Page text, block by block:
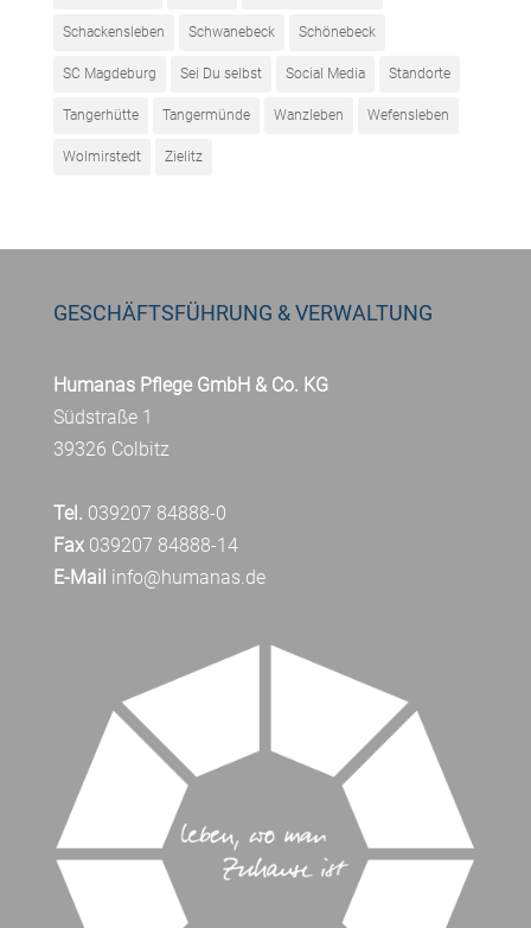
Schackensleben Schwanebeck Schönebeck
SC Magdeburg Sei Du selbst Social Media Standorte
Tangerhütte Tangermünde Wanzleben Wefensleben
Wolmirstedt Zielitz
GESCHÄFTSFÜHRUNG & VERWALTUNG
Humanas Pflege GmbH & Co. KG
Südstraße 1
39326 Colbitz
Tel. 039207 84888-0
Fax039207 84888-14
E-Mail info@humanas.de